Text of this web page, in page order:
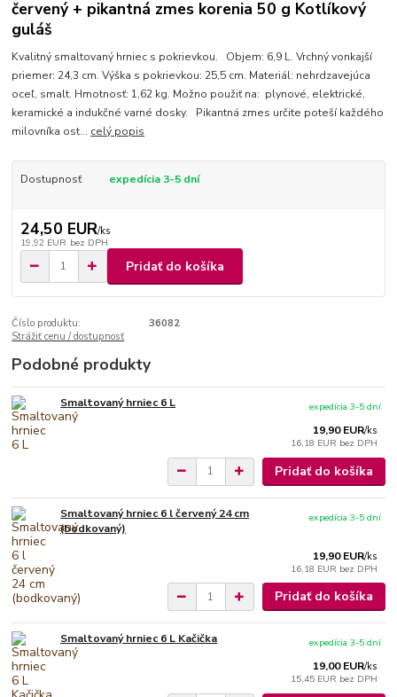
červený + pikantná zmes korenia 50 g Kotlíkový
guláš
Kvalitný smaltovaný hrniec s pokrievkou. Objem: 6,9 L. Vrchný vonkajší
priemer: 24,3 cm. Výška s pokrievkou: 25,5 cm. Materiál: nehrdzavejúca
oceľ, smalt. Hmotnosť: 1,62 kg. Možno použiť na: plynové, elektrické,
keramické a indukčné varné dosky. Pikantná zmes určite poteší každého
milovníka ost... celý popis
Dostupnosť expedícia 3-5 dní
24,50 EUR/ks
19,92 EUR bez DPH
Pridať do košíka
Číslo produktu:
36082
Strážiť cenu / dostupnosť
Podobné produkty
Smaltovaný hrniec 6 L
19,90 EUR/ks
16,18 EUR bez DPH
expedícia 3-5 dní
Pridať do košíka
Smaltovaný hrniec 6 l červený 24 cm
(bodkovaný)
19,90 EUR/ks
16,18 EUR bez DPH
expedícia 3-5 dní
Pridať do košíka
Smaltovaný hrniec 6 L Kačička
19,00 EUR/ks
15,45 EUR bez DPH
expedícia 3-5 dní